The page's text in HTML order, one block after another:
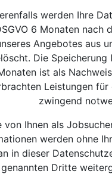
werden Ihre
6 Monaten nach
Angebotes aus
Die Speicherung
ist als
Leistungen
zwingend
von Ihnen als
werden ohne
in dieser
genannten Dritte